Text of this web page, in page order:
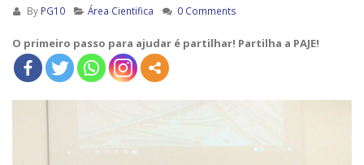
By PG10 Área Cientifica 0 Comments
O primeiro passo para ajudar é partilhar! Partilha a PAJE!